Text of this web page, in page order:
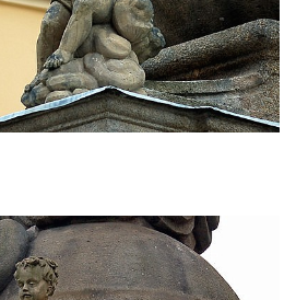
Černýše
Okounově
Hradci Králové
Turnově
Semilech
Benešově nad